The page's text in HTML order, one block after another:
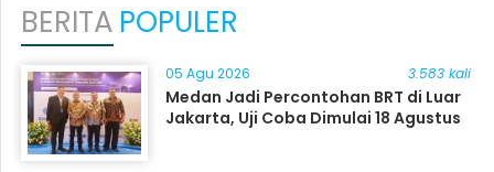
BERITA POPULER
05 Agu 2026 3.583 kali
Medan Jadi Percontohan BRT di Luar
Jakarta, Uji Coba Dimulai 18 Agustus